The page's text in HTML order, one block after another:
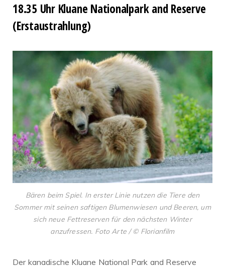
18.35 Uhr Kluane Nationalpark and Reserve
(Erstaustrahlung)
Bären beim Spiel. In erster Linie nutzen die Tiere den
Sommer mit seinen saftigen Blumenwiesen und Beeren, um
sich neue Fettreserven für den nächsten Winter
anzufressen. Foto Arte / © Florianfilm
Der kanadische Kluane National Park and Reserve